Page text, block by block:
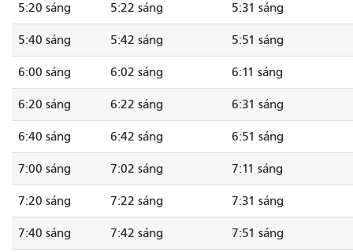
5:20 sáng 5:22 sáng 5:31 sáng
5:40 sáng 5:42 sáng 5:51 sáng
6:00 sáng 6:02 sáng 6:11 sáng
6:20 sáng 6:22 sáng 6:31 sáng
6:40 sáng 6:42 sáng 6:51 sáng
7:00 sáng 7:02 sáng 7:11 sáng
7:20 sáng 7:22 sáng 7:31 sáng
7:40 sáng 7:42 sáng 7:51 sáng